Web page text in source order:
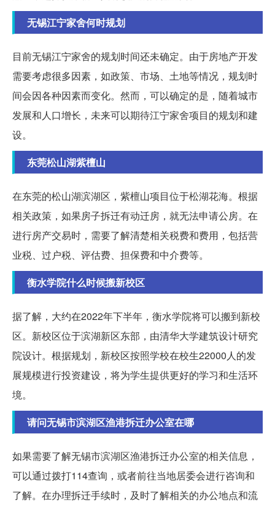
无锡江宁家舍何时规划
目前无锡江宁家舍的规划时间还未确定。由于房地产开发
需要考虑很多因素，如政策、市场、土地等情况，规划时
间会因各种因素而变化。然而，可以确定的是，随着城市
发展和人口增长，未来可以期待江宁家舍项目的规划和建
设。
东莞松山湖紫檀山
在东莞的松山湖滨湖区，紫檀山项目位于松湖花海。根据
相关政策，如果房子拆迁有动迁房，就无法申请公房。在
进行房产交易时，需要了解清楚相关税费和费用，包括营
业税、过户税、评估费、担保费和中介费等。
衡水学院什么时候搬新校区
据了解，大约在2022年下半年，衡水学院将可以搬到新校
区。新校区位于滨湖新区东部，由清华大学建筑设计研究
院设计。根据规划，新校区按照学校在校生22000人的发
展规模进行投资建设，将为学生提供更好的学习和生活环
境。
请问无锡市滨湖区渔港拆迁办公室在哪
如果需要了解无锡市滨湖区渔港拆迁办公室的相关信息，
可以通过拨打114查询，或者前往当地居委会进行咨询和
了解。在办理拆迁手续时，及时了解相关的办公地点和流